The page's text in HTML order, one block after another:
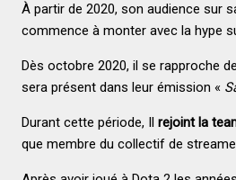
À partir de 2020, son audience sur
commence à monter avec la hype
Dès octobre 2020, il se rapproche
sera présent dans leur émission «
Durant cette période, Il rejoint la
que membre du collectif de